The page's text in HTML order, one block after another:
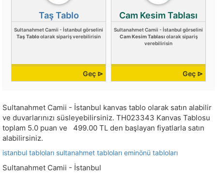
Taş Tablo
Sultanahmet Camii - İstanbul görselini
Taş Tabloolarak sipariş verebilirisin
Geç ⊳
Cam Kesim Tablası
Sultanahmet Camii - İstanbul görselini
Cam Kesim Tablası olarak sipariş
verebilirisin
Geç ⊳
Sultanahmet Camii - İstanbul kanvas tablo olarak satın alabilir
ve duvarlarınızı süsleyebilirsiniz. TH023343 Kanvas Tablosu
toplam 5.0 puan ve 499.00 TL den başlayan fiyatlarla satın
alabilirsiniz.
istanbul tabloları sultanahmet tabloları eminönü tabloları
Sultanahmet Camii - İstanbul